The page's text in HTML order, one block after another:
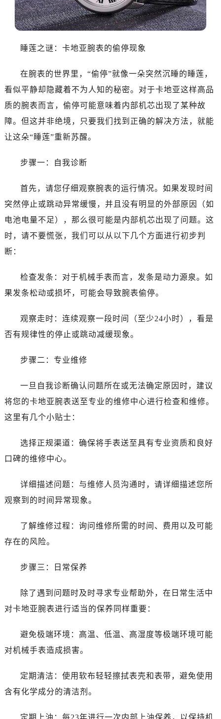
睡莲之谜：卡地亚腕表的偷停现象
在腕表的世界里，“偷停”就像一朵突然沉睡的睡莲，
看似平静却隐藏着不为人知的秘密。对于卡地亚这样高品
质的腕表而言，偷停可能意味着内部机芯出现了某种故
障。但这并非绝境，只要我们找到正确的解决方法，就能
让这朵“睡莲”重新苏醒。
步骤一：自我诊断
首先，请您仔细观察腕表的运行情况。如果发现时间
突然停止或跳动异常缓慢，并且没有明显的外部原因（如
电池电量不足），那么很可能是内部机芯出现了问题。这
时，请不要慌张，我们可以从以下几个方面进行初步判
断：
检查发条：对于机械手表而言，发条是动力源泉。如
果发条松动或损坏，可能会导致腕表偷停。
观察走时：连续观察一段时间（至少24小时），看是
否有规律性的停止或跳动减缓现象。
步骤二：专业维修
一旦自我诊断确认问题所在或无法确定原因时，建议
将您的卡地亚腕表送至专业的维修中心进行检查和维修。
这里有几个小贴士：
选择正规渠道：确保将手表送至具有专业资质和良好
口碑的维修中心。
详细描述问题：与维修人员沟通时，请详细描述您所
观察到的时间异常现象。
了解维修过程：询问维修所需的时间、费用以及可能
存在的风险。
步骤三：日常保养
除了遇到问题时及时寻求专业帮助外，在日常生活中
对卡地亚腕表进行适当的保养同样重要：
避免极端环境：高温、低温、高湿度等极端环境可能
对机械手表造成损害。
定期清洁：使用软布轻轻擦拭表壳和表带，避免使用
含有化学成分的清洁剂。